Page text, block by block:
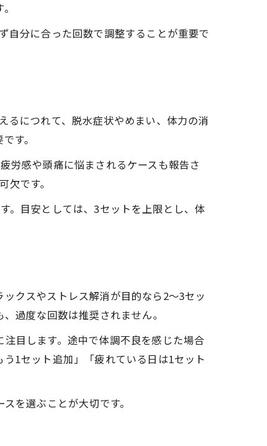
自分に合った回数で調整することが重要で
るにつれて、脱水症状やめまい、体力の消
す。
労感や頭痛に悩まされるケースも報告さ
です。
。目安としては、3セットを上限とし、体
クスやストレス解消が目的なら2〜3セッ
過度な回数は推奨されません。
目します。途中で体調不良を感じた場合
1セット追加」「疲れている日は1セット
を選ぶことが大切です。